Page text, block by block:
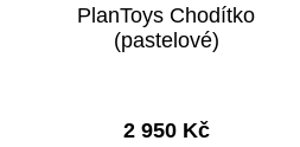
PlanToys Chodítko
(pastelové)
2 950 Kč